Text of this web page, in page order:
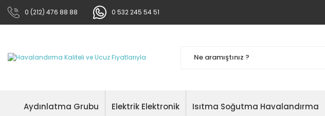
0 (212) 476 88 88 0 532 245 54 51
Aydınlatma Grubu Elektrik Elektronik Isıtma Soğutma Havalandırma